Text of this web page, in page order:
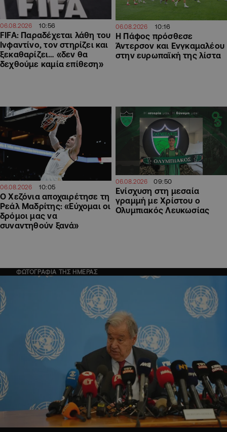
06.08.2026 10:56
FIFA: Παραδέχεται λάθη του
Ινφαντίνο, τον στηρίζει και
ξεκαθαρίζει… «δεν θα
δεχθούμε καμία επίθεση»
06.08.2026 10:16
Η Πάφος πρόσθεσε
Άντερσον και Ενγκαμαλέου
στην ευρωπαϊκή της λίστα
06.08.2026 10:05
Ο Χεζόνια αποχαιρέτησε τη
Ρεάλ Μαδρίτης: «Εύχομαι οι
δρόμοι μας να
συναντηθούν ξανά»
06.08.2026 09:50
Ενίσχυση στη μεσαία
γραμμή με Χρίστου ο
Ολυμπιακός Λευκωσίας
ΦΩΤΟΓΡΑΦΙΑ ΤΗΣ ΗΜΕΡΑΣ